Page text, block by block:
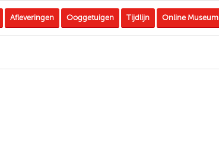
Afleveringen Ooggetuigen Tijdlijn Online Museum